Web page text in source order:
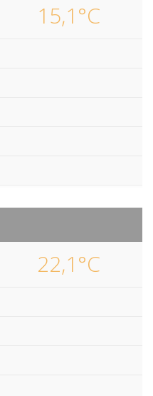
15,1°C
22,1°C